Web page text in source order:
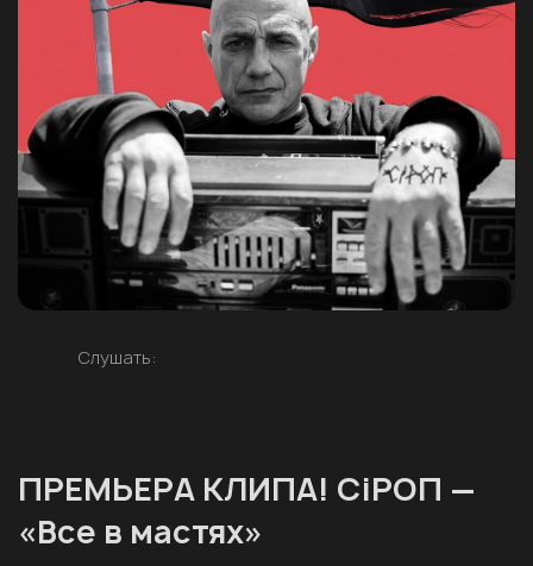
Слушать:
ПРЕМЬЕРА КЛИПА! СiРОП —
«Все в мастях»